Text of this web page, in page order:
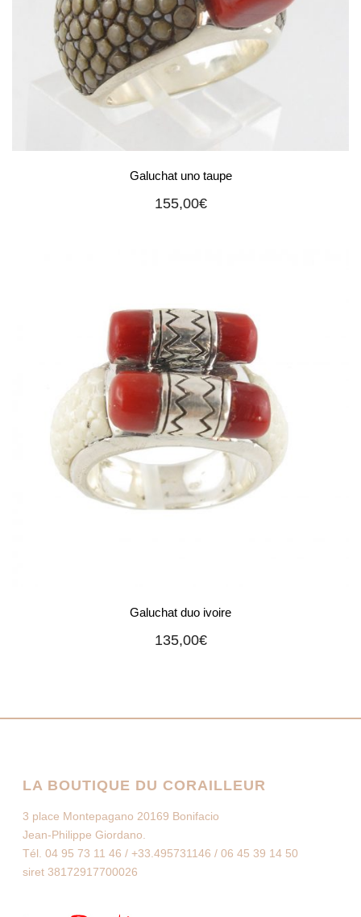
Galuchat uno taupe
155,00€
Galuchat duo ivoire
135,00€
LA BOUTIQUE DU CORAILLEUR
3 place Montepagano 20169 Bonifacio
Jean-Philippe Giordano.
Tél. 04 95 73 11 46 / +33.495731146 / 06 45 39 14 50
siret 38172917700026